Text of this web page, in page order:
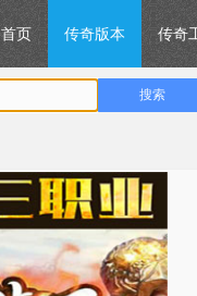
首页 传奇版本 传奇